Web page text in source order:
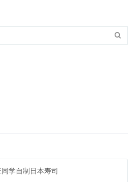
学自制日本寿司